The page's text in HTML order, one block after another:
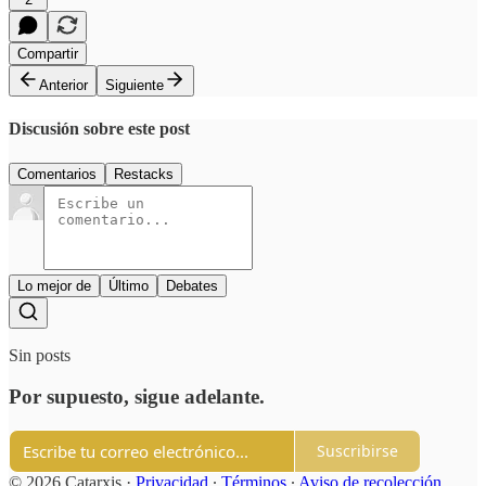
Compartir
Anterior
Siguiente
Discusión sobre este post
Comentarios Restacks
Lo mejor de Último Debates
Sin posts
Por supuesto, sigue adelante.
Suscribirse
© 2026 Catarxis · Privacidad ∙ Términos ∙ Aviso de recolección